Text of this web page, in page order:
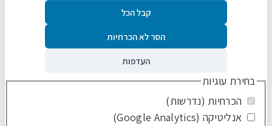
קבל הכל
הסר לא הכרחיות
העדפות
בחירת עוגיות
הכרחיות (נדרשות)
אנליטיקה (Google Analytics)